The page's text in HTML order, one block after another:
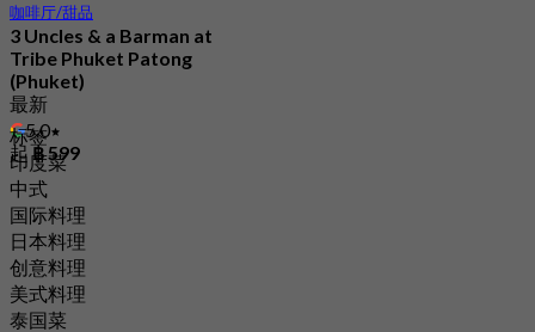
咖啡厅/甜品
3 Uncles & a Barman at
Tribe Phuket Patong
(Phuket)
最新
5.0
起฿ 599
标签
印度菜
中式
国际料理
日本料理
创意料理
美式料理
泰国菜